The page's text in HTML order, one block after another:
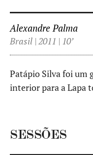
Alexandre Palma
Brasil | 2011 | 10’
Patápio Silva foi um
interior para a Lapa
SESSÕES